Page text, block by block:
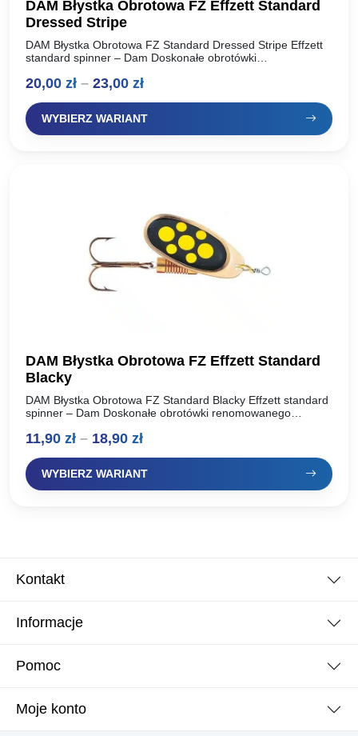
DAM Błystka Obrotowa FZ Effzett Standard
Dressed Stripe
DAM Błystka Obrotowa FZ Standard Dressed Stripe Effzett
standard spinner – Dam Doskonałe obrotówki
wędkarzy. Idealnie pracują w wodzie, skuteczne…
20,00 zł – 23,00 złZakres
cen:
od
WYBIERZ WARIANT
DAM Błystka Obrotowa FZ Effzett Standard
Blacky
DAM Błystka Obrotowa FZ Standard Blacky Effzett standard
spinner – Dam Doskonałe obrotówki renomowanego
pracują w wodzie, skuteczne na…
11,90 zł – 18,90 złZakres
cen:
od
WYBIERZ WARIANT
Kontakt
Informacje
Pomoc
Moje konto